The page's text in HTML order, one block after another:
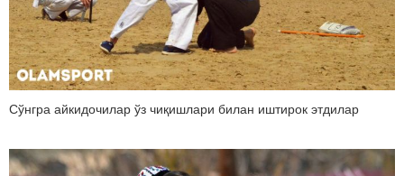
Сўнгра айкидочилар ўз чиқишлари билан иштирок этдилар